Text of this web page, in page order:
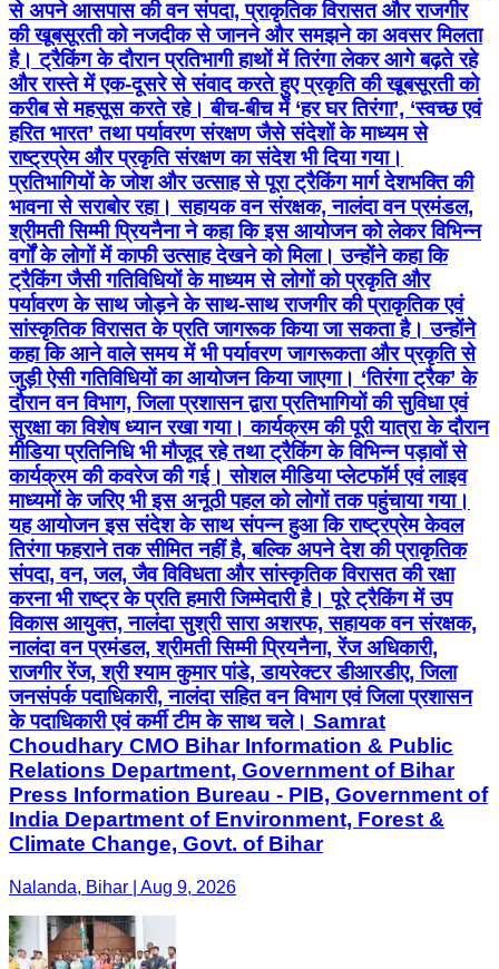
से अपने आसपास की वन संपदा, प्राकृतिक विरासत और राजगीर
की खूबसूरती को नजदीक से जानने और समझने का अवसर मिलता
है। ट्रैकिंग के दौरान प्रतिभागी हाथों में तिरंगा लेकर आगे बढ़ते रहे
और रास्ते में एक-दूसरे से संवाद करते हुए प्रकृति की खूबसूरती को
करीब से महसूस करते रहे। बीच-बीच में ‘हर घर तिरंगा’, ‘स्वच्छ एवं
हरित भारत’ तथा पर्यावरण संरक्षण जैसे संदेशों के माध्यम से
राष्ट्रप्रेम और प्रकृति संरक्षण का संदेश भी दिया गया।
प्रतिभागियों के जोश और उत्साह से पूरा ट्रैकिंग मार्ग देशभक्ति की
भावना से सराबोर रहा। सहायक वन संरक्षक, नालंदा वन प्रमंडल,
श्रीमती सिम्मी प्रियनैना ने कहा कि इस आयोजन को लेकर विभिन्न
वर्गों के लोगों में काफी उत्साह देखने को मिला। उन्होंने कहा कि
ट्रैकिंग जैसी गतिविधियों के माध्यम से लोगों को प्रकृति और
पर्यावरण के साथ जोड़ने के साथ-साथ राजगीर की प्राकृतिक एवं
सांस्कृतिक विरासत के प्रति जागरूक किया जा सकता है। उन्होंने
कहा कि आने वाले समय में भी पर्यावरण जागरूकता और प्रकृति से
जुड़ी ऐसी गतिविधियों का आयोजन किया जाएगा। ‘तिरंगा ट्रैक’ के
दौरान वन विभाग, जिला प्रशासन द्वारा प्रतिभागियों की सुविधा एवं
सुरक्षा का विशेष ध्यान रखा गया। कार्यक्रम की पूरी यात्रा के दौरान
मीडिया प्रतिनिधि भी मौजूद रहे तथा ट्रैकिंग के विभिन्न पड़ावों से
कार्यक्रम की कवरेज की गई। सोशल मीडिया प्लेटफॉर्म एवं लाइव
माध्यमों के जरिए भी इस अनूठी पहल को लोगों तक पहुंचाया गया।
यह आयोजन इस संदेश के साथ संपन्न हुआ कि राष्ट्रप्रेम केवल
तिरंगा फहराने तक सीमित नहीं है, बल्कि अपने देश की प्राकृतिक
संपदा, वन, जल, जैव विविधता और सांस्कृतिक विरासत की रक्षा
करना भी राष्ट्र के प्रति हमारी जिम्मेदारी है। पूरे ट्रैकिंग में उप
विकास आयुक्त, नालंदा सुश्री सारा अशरफ, सहायक वन संरक्षक,
नालंदा वन प्रमंडल, श्रीमती सिम्मी प्रियनैना, रेंज अधिकारी,
राजगीर रेंज, श्री श्याम कुमार पांडे, डायरेक्टर डीआरडीए, जिला
जनसंपर्क पदाधिकारी, नालंदा सहित वन विभाग एवं जिला प्रशासन
के पदाधिकारी एवं कर्मी टीम के साथ चले। Samrat
Choudhary CMO Bihar Information & Public
Relations Department, Government of Bihar
Press Information Bureau - PIB, Government of
India Department of Environment, Forest &
Climate Change, Govt. of Bihar
Nalanda, Bihar | Aug 9, 2026